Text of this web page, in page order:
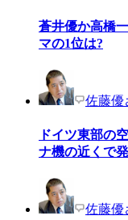
蒼井優か高橋
マの1位は?
佐藤優
ドイツ東部の
ナ機の近くで
佐藤優